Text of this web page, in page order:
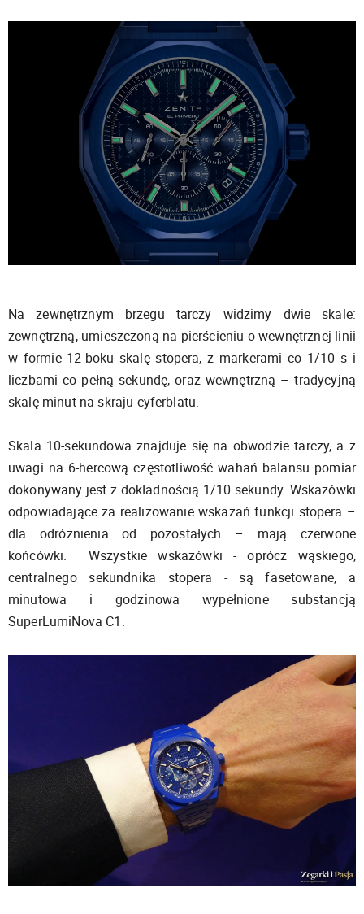
Na zewnętrznym brzegu tarczy widzimy dwie skale:
zewnętrzną, umieszczoną na pierścieniu o wewnętrznej linii
w formie 12-boku skalę stopera, z markerami co 1/10 s i
liczbami co pełną sekundę, oraz wewnętrzną – tradycyjną
skalę minut na skraju cyferblatu.
Skala 10-sekundowa znajduje się na obwodzie tarczy, a z
uwagi na 6-hercową częstotliwość wahań balansu pomiar
dokonywany jest z dokładnością 1/10 sekundy. Wskazówki
odpowiadające za realizowanie wskazań funkcji stopera –
dla odróżnienia od pozostałych – mają czerwone
końcówki. Wszystkie wskazówki - oprócz wąskiego,
centralnego sekundnika stopera - są fasetowane, a
minutowa i godzinowa wypełnione substancją
SuperLumiNova C1.